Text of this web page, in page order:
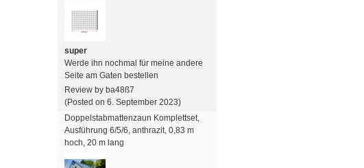
super
Werde ihn nochmal für meine andere
Seite am Gaten bestellen
Review by ba48ß7
(Posted on 6. September 2023)
Doppelstabmattenzaun Komplettset,
Ausführung 6/5/6, anthrazit, 0,83 m
hoch, 20 m lang